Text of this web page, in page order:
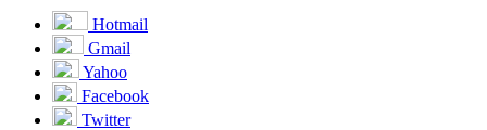
Hotmail
Gmail
Yahoo
Facebook
Twitter